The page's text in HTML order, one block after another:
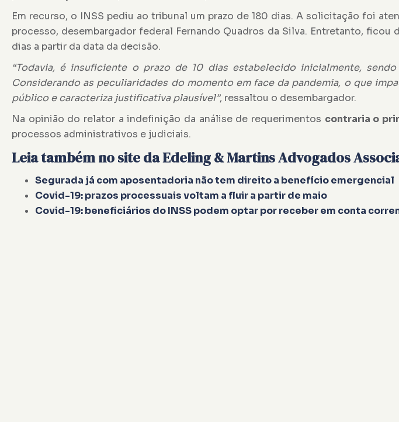
Em recurso, o INSS pediu ao tribunal um prazo de 180 dias. A solicitação foi
processo, desembargador federal Fernando Quadros da Silva. Entretanto, ficou
dias a partir da data da decisão.
“Todavia, é insuficiente o prazo de 10 dias estabelecido inicialmente,
Considerando as peculiaridades do momento em face da pandemia, o que
público e caracteriza justificativa plausível”, ressaltou o desembargador.
Na opinião do relator a indefinição da análise de requerimentos contraria o
processos administrativos e judiciais.
Leia também no site da Edeling & Martins Advogados
Segurada já com aposentadoria não tem direito a benefício emergencial
Covid-19: prazos processuais voltam a fluir a partir de maio
Covid-19: beneficiários do INSS podem optar por receber em conta